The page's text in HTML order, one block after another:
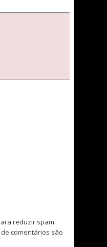
reduzir spam.
comentários são